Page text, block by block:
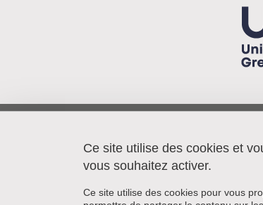
38040 Grenoble cedex 9
France
Ce site utilise des cookies et
vous souhaitez activer.
Ce site utilise des cookies pour vous